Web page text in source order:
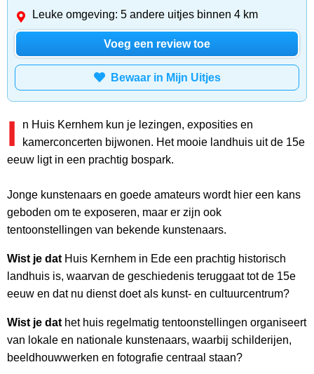
Leuke omgeving: 5 andere uitjes binnen 4 km
Voeg een review toe
Bewaar in Mijn Uitjes
I
n Huis Kernhem kun je lezingen, exposities en
kamerconcerten bijwonen. Het mooie landhuis uit de 15e
eeuw ligt in een prachtig bospark.
Jonge kunstenaars en goede amateurs wordt hier een kans
geboden om te exposeren, maar er zijn ook
tentoonstellingen van bekende kunstenaars.
Wist je dat Huis Kernhem in Ede een prachtig historisch
landhuis is, waarvan de geschiedenis teruggaat tot de 15e
eeuw en dat nu dienst doet als kunst- en cultuurcentrum?
Wist je dat het huis regelmatig tentoonstellingen organiseert
van lokale en nationale kunstenaars, waarbij schilderijen,
beeldhouwwerken en fotografie centraal staan?